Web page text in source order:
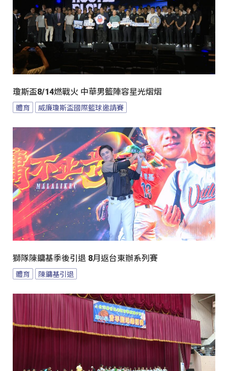
瓊斯盃8/14燃戰火 中華男籃陣容星光熠熠
體育 威廉瓊斯盃國際籃球邀請賽
獅隊陳鏞基季後引退 8月返台東辦系列賽
體育 陳鏞基引退